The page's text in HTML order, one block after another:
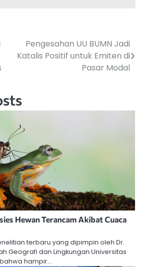
Pengesahan UU BUMN Jadi
Katalis Positif untuk Emiten di
Pasar Modal
Hewan Terancam Akibat Cuaca
terbaru yang dipimpin oleh Dr.
Geografi dan Lingkungan Universitas
hampir…